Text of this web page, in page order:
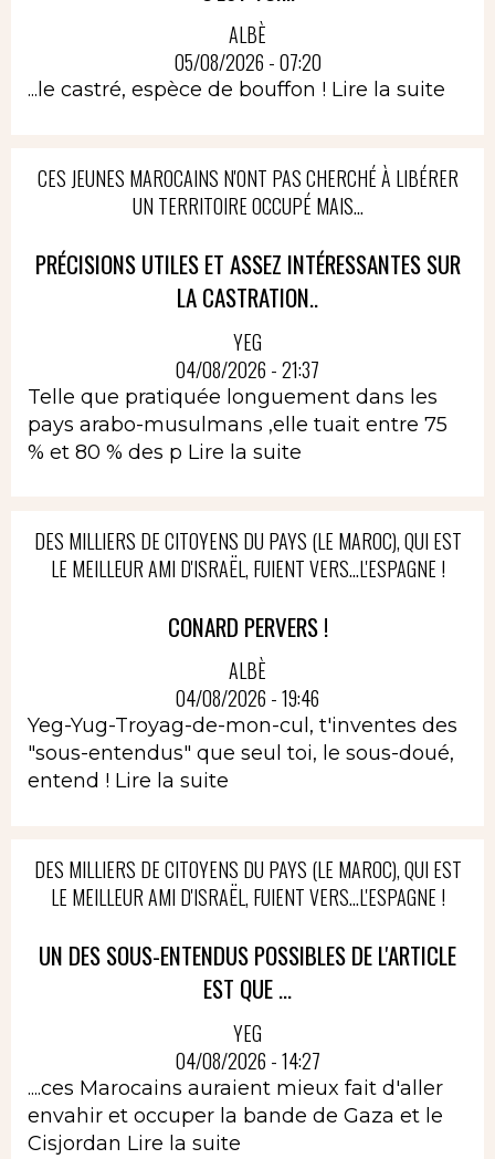
ALBÈ
05/08/2026 - 07:20
...le castré, espèce de bouffon ! Lire la suite
CES JEUNES MAROCAINS N'ONT PAS CHERCHÉ À LIBÉRER
UN TERRITOIRE OCCUPÉ MAIS...
PRÉCISIONS UTILES ET ASSEZ INTÉRESSANTES SUR
LA CASTRATION..
YEG
04/08/2026 - 21:37
Telle que pratiquée longuement dans les
pays arabo-musulmans ,elle tuait entre 75
% et 80 % des p Lire la suite
DES MILLIERS DE CITOYENS DU PAYS (LE MAROC), QUI EST
LE MEILLEUR AMI D'ISRAËL, FUIENT VERS...L'ESPAGNE !
CONARD PERVERS !
ALBÈ
04/08/2026 - 19:46
Yeg-Yug-Troyag-de-mon-cul, t'inventes des
"sous-entendus" que seul toi, le sous-doué,
entend ! Lire la suite
DES MILLIERS DE CITOYENS DU PAYS (LE MAROC), QUI EST
LE MEILLEUR AMI D'ISRAËL, FUIENT VERS...L'ESPAGNE !
UN DES SOUS-ENTENDUS POSSIBLES DE L'ARTICLE
EST QUE ...
YEG
04/08/2026 - 14:27
....ces Marocains auraient mieux fait d'aller
envahir et occuper la bande de Gaza et le
Cisjordan Lire la suite